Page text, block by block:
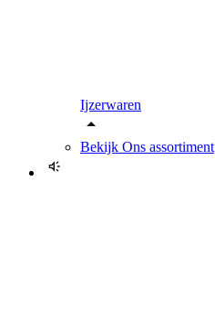
Ijzerwaren
Bekijk Ons assortiment